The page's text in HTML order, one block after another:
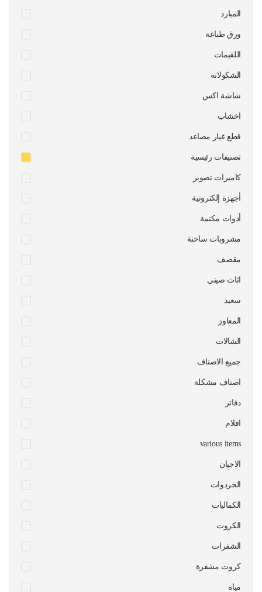
المبارد
ورق طباعة
اللقيمات
الشكولاته
شاشة اكس
اخشاب
قطع غيار مصاعد
تصنيفات رئيسية
كاميرات تصوير
أجهزة إلكترونية
أدوات مكتبية
مشروبات ساخنة
مقصف
اثاث صيني
سعيد
المعاوز
الشالات
جميع الاصناف
اصناف مشكلة
دفاتر
افلام
various items
الاجبان
الخردوات
الكماليات
الكروت
الشفرات
كروت مشفرة
مياه